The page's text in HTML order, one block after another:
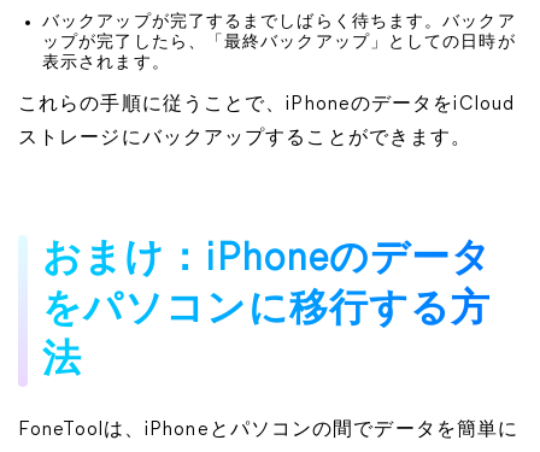
バックアップが完了するまでしばらく待ちます。バックア
ップが完了したら、「最終バックアップ」としての日時が
表示されます。
これらの手順に従うことで、iPhoneのデータをiCloud
ストレージにバックアップすることができます。
おまけ：iPhoneのデータ
をパソコンに移行する方
法
FoneToolは、iPhoneとパソコンの間でデータを簡単に